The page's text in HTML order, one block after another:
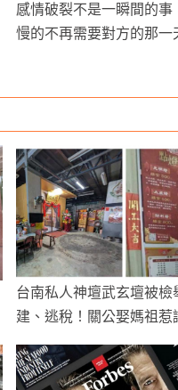
感情破裂不是一瞬間的事
慢的不再需要對方的那一
台南私人神壇武玄壇被檢
建、逃稅！關公娶媽祖惹
不可收拾